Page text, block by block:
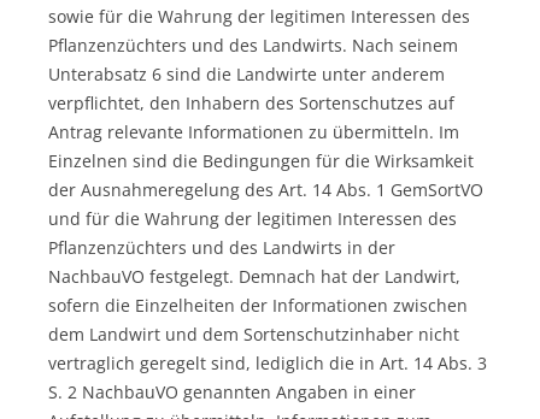
sowie für die Wahrung der legitimen Interessen des
Pflanzenzüchters und des Landwirts. Nach seinem
Unterabsatz 6 sind die Landwirte unter anderem
verpflichtet, den Inhabern des Sortenschutzes auf
Antrag relevante Informationen zu übermitteln. Im
Einzelnen sind die Bedingungen für die Wirksamkeit
der Ausnahmeregelung des Art. 14 Abs. 1 GemSortVO
und für die Wahrung der legitimen Interessen des
Pflanzenzüchters und des Landwirts in der
NachbauVO festgelegt. Demnach hat der Landwirt,
sofern die Einzelheiten der Informationen zwischen
dem Landwirt und dem Sortenschutzinhaber nicht
vertraglich geregelt sind, lediglich die in Art. 14 Abs. 3
S. 2 NachbauVO genannten Angaben in einer